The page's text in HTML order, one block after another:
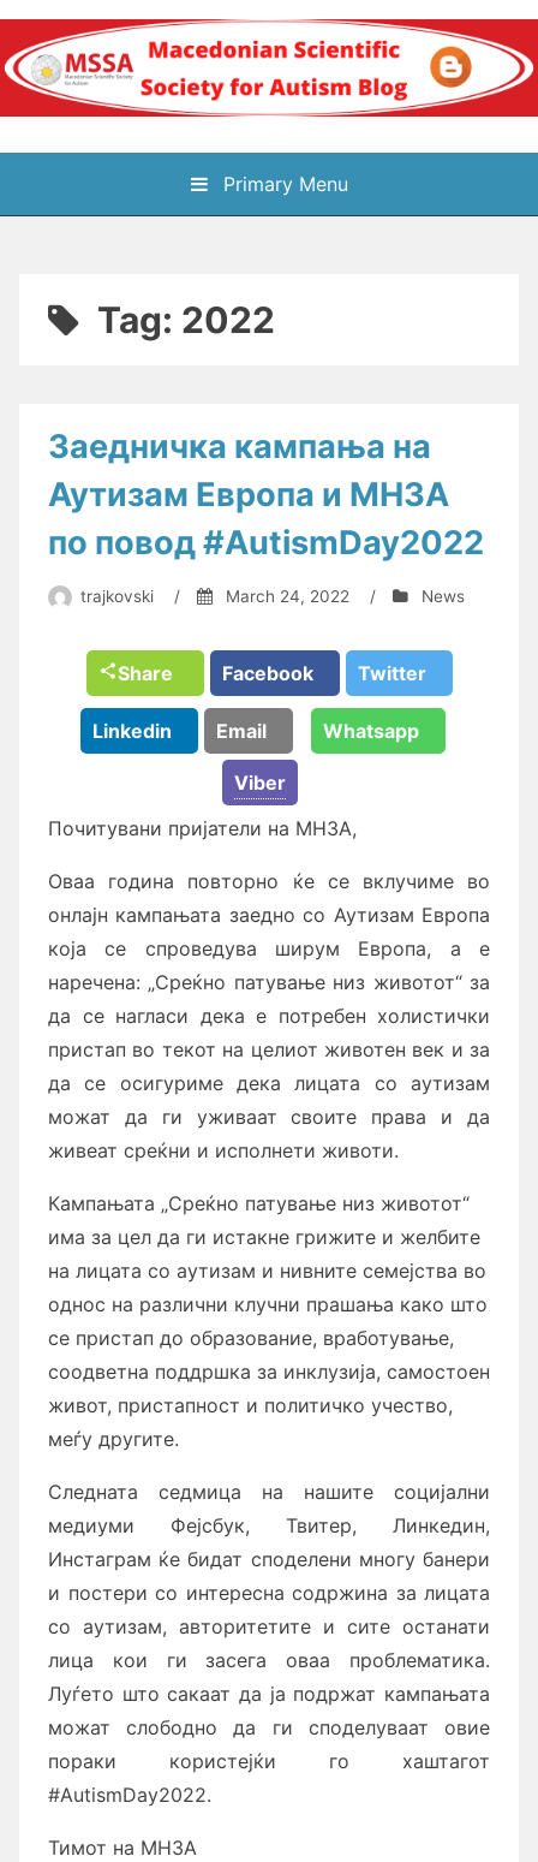
Skip
content
Блог на
Македонското научно
здружение за
Primary Menu
Tag: 2022
Заедничка кампања на
Аутизам Европа и МНЗА
по повод #AutismDay2022
trajkovski / March 24, 2022 / News
Share Facebook Twitter
Linkedin Email Whatsapp
Viber
Почитувани пријатели на МНЗА,
Оваа година повторно ќе се вклучиме во
онлајн кампањата заедно со Аутизам Европа
која се спроведува ширум Европа, а е
наречена: „Среќно патување низ животот“ за
да се нагласи дека е потребен холистички
пристап во текот на целиот животен век и за
да се осигуриме декалицата со аутизам
можат да ги уживаат своите права и да
живеат среќни и исполнети животи.
Кампањата „Среќно патување низ животот“
има за цел да ги истакне грижите и желбите
на лицата со аутизам и нивните семејства во
однос на различни клучни прашања како што
се пристап до образование, вработување,
соодветна поддршка за инклузија, самостоен
живот, пристапност и политичко учество,
меѓу другите.
Следната седмица на нашите социјални
медиуми Фејсбук, Твитер, Линкедин,
Инстаграм ќе бидат споделени многу банери
и постери со интересна содржина за лицата
со аутизам, авторитетите и сите останати
лица кои ги засега оваа проблематика.
Луѓето што сакаат да ја подржат кампањата
можат слободно да ги споделуваат овие
пораки користејќи го хаштагот
#AutismDay2022.
Тимот на МНЗА